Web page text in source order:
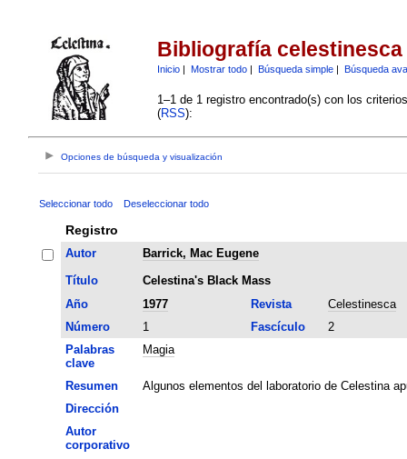
Bibliografía celestinesca
Inicio| Mostrar todo| Búsqueda simple| Búsqueda
1–1 de 1 registro encontrado(s) con los
(RSS):
Opciones de búsqueda y visualización
Seleccionar todo Deseleccionar todo
Registro
Autor
Barrick, Mac Eugene
Título
Celestina's Black Mass
Año
1977 Revista
Celestinesca
Número
1 Fascículo
2
Palabras
clave
Magia
Resumen
Algunos elementos del laboratorio de Celestina
Dirección
Autor
corporativo